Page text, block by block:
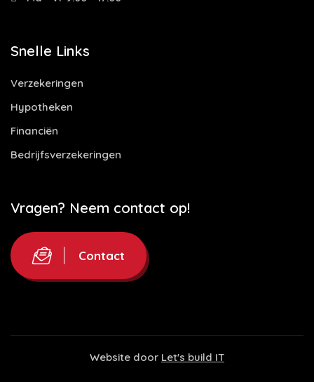
Snelle Links
Verzekeringen
Hypotheken
Financiën
Bedrijfsverzekeringen
Vragen? Neem contact op!
Contact
Website door Let's build IT